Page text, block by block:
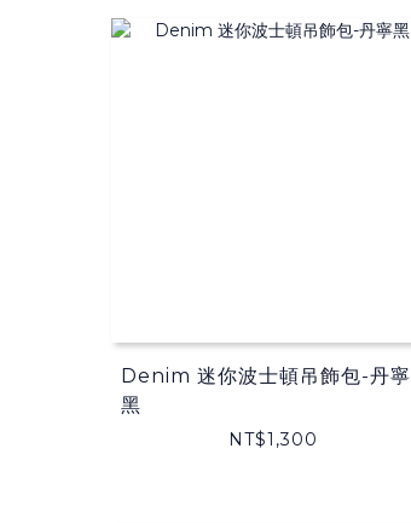
Denim 迷你波士頓吊飾包-丹寧
黑
NT$1,300